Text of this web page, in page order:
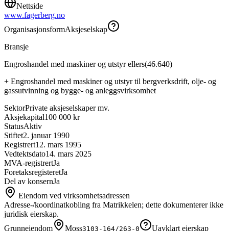
Nettside
www.fagerberg.no
OrganisasjonsformAksjeselskap
Bransje
Engroshandel med maskiner og utstyr ellers(46.640)
+ Engroshandel med maskiner og utstyr til bergverksdrift, olje- og
gassutvinning og bygge- og anleggsvirksomhet
SektorPrivate aksjeselskaper mv.
Aksjekapital100 000 kr
StatusAktiv
Stiftet2. januar 1990
Registrert12. mars 1995
Vedtektsdato14. mars 2025
MVA-registrertJa
ForetaksregisteretJa
Del av konsernJa
Eiendom ved virksomhetsadressen
Adresse-/koordinatkobling fra Matrikkelen; dette dokumenterer ikke
juridisk eierskap.
Grunneiendom
Moss3103-164/263-0
Uavklart eierskap